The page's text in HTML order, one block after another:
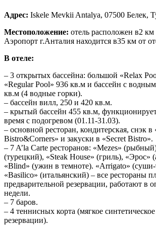
Адрес: Iskele Mevkii Antalya, 07500 Белек,
Местоположение: отель расположен в2 км
Аэропорт г.Анталия находится в35 км от
В отеле:
– 3 открытых бассейна: большой «Relax
«Regular Pool» 936 кв.м и бассейн с
кв.м (4 водные горки).
– бассейн вилл, 250 и 420 кв.м.
– крытый бассейн 455 кв.м,
время с подогревом (01.11-31.03).
– основной ресторан, кондитерская, снэк в
Bistro&Corners» и закуски в «Secret Bistro».
– 7 A’la Carte ресторанов: «Mezes»
(турецкий), «Steak House» (гриль), «Эрос»
«Blind» (ужин в темноте). «Arrigato» (суши-
«Basilico» (итальянский) – все рестораны
предварительной резервации, работают в
недели.
– 7 баров.
– 4 теннисных корта (мягкое
резервации).